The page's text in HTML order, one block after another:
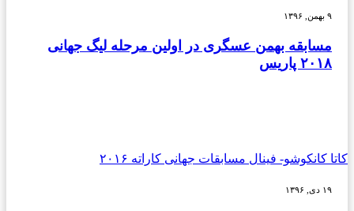
۹ بهمن, ۱۳۹۶
مسابقه بهمن عسگری در اولین مرحله لیگ جهانی
۲۰۱۸ پاریس
کاتا کانکوشو- فینال مسابقات جهانی کاراته ۲۰۱۶
۱۹ دی, ۱۳۹۶